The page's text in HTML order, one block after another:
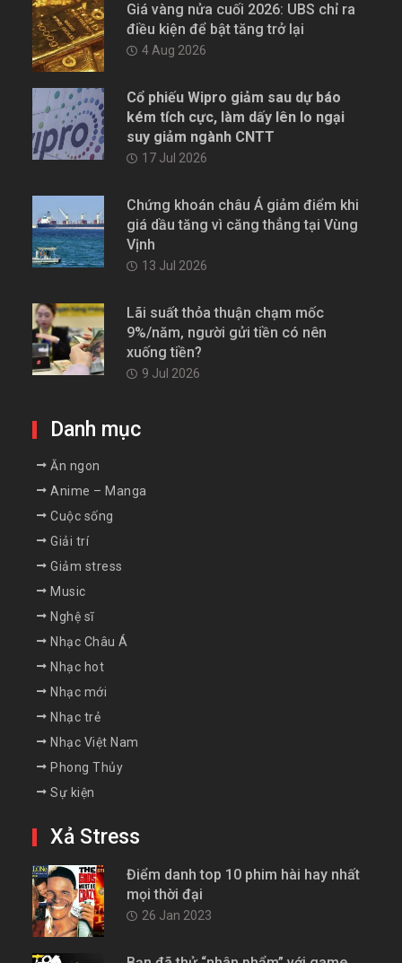
Giá vàng nửa cuối 2026: UBS chỉ ra
điều kiện để bật tăng trở lại
4 Aug 2026
Cổ phiếu Wipro giảm sau dự báo
kém tích cực, làm dấy lên lo ngại
suy giảm ngành CNTT
17 Jul 2026
Chứng khoán châu Á giảm điểm khi
giá dầu tăng vì căng thẳng tại Vùng
Vịnh
13 Jul 2026
Lãi suất thỏa thuận chạm mốc
9%/năm, người gửi tiền có nên
xuống tiền?
9 Jul 2026
Danh mục
Ăn ngon
Anime – Manga
Cuộc sống
Giải trí
Giảm stress
Music
Nghệ sĩ
Nhạc Châu Á
Nhạc hot
Nhạc mới
Nhạc trẻ
Nhạc Việt Nam
Phong Thủy
Sự kiện
Xả Stress
Điểm danh top 10 phim hài hay nhất
mọi thời đại
26 Jan 2023